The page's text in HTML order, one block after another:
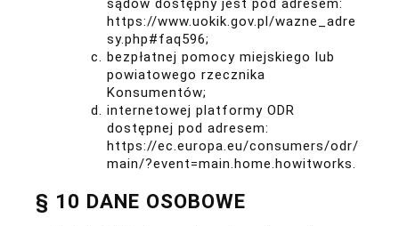
sądów dostępny jest pod adresem:
https://www.uokik.gov.pl/wazne_adre
sy.php#faq596;
bezpłatnej pomocy miejskiego lub
powiatowego rzecznika
Konsumentów;
internetowej platformy ODR
dostępnej pod adresem:
https://ec.europa.eu/consumers/odr/
main/?event=main.home.howitworks.
§ 10 DANE OSOBOWE